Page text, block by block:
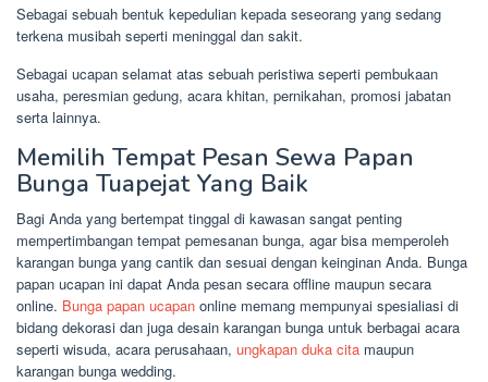
Sebagai sebuah bentuk kepedulian kepada seseorang yang sedang
terkena musibah seperti meninggal dan sakit.
Sebagai ucapan selamat atas sebuah peristiwa seperti pembukaan
usaha, peresmian gedung, acara khitan, pernikahan, promosi jabatan
serta lainnya.
Memilih Tempat Pesan Sewa Papan
Bunga Tuapejat Yang Baik
Bagi Anda yang bertempat tinggal di kawasan sangat penting
mempertimbangan tempat pemesanan bunga, agar bisa memperoleh
karangan bunga yang cantik dan sesuai dengan keinginan Anda. Bunga
papan ucapan ini dapat Anda pesan secara offline maupun secara
online. Bunga papan ucapan online memang mempunyai spesialiasi di
bidang dekorasi dan juga desain karangan bunga untuk berbagai acara
seperti wisuda, acara perusahaan, ungkapan duka cita maupun
karangan bunga wedding.